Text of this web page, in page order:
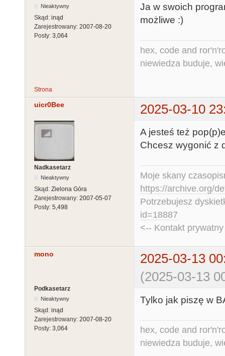
Nieaktywny
Skąd: inąd
Zarejestrowany: 2007-08-20
Posty: 3,064
Ja w swoich
możliwe :)
hex, code and
niewiedza buduje,
Strona
uicr0Bee 2025-03-10
Nadkasetarz
Nieaktywny
Skąd: Zielona Góra
Zarejestrowany: 2007-05-07
Posty: 5,498
A jesteś też
Chcesz wygonić z
Moje skany
https://archive.org/
Potrzebujesz
id=18887
<-- Kontakt
mono
2025-03-13
(2025-03-13
Podkasetarz
Nieaktywny
Skąd: inąd
Zarejestrowany: 2007-08-20
Posty: 3,064
Tylko jak piszę w
hex, code and
niewiedza buduje,